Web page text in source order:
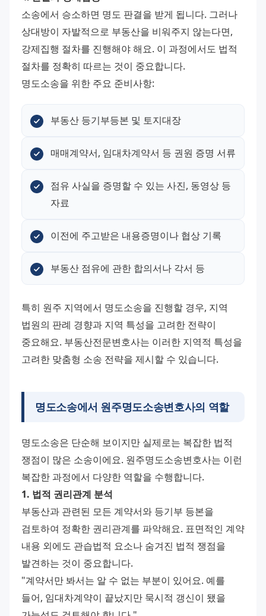
소송에서 승소하면 명도 판결을 받게 됩니다. 그러나
상대방이 자발적으로 부동산을 비워주지 않는다면,
강제집행 절차를 진행해야 해요. 이 과정에서도 법적
절차를 정확히 따르는 것이 중요합니다.
명도소송을 위한 주요 준비사항:
부동산 등기부등본 및 토지대장
매매계약서, 임대차계약서 등 권원 증명 서류
점유 사실을 증명할 수 있는 사진, 동영상 등
자료
이전에 주고받은 내용증명이나 협상 기록
부동산 점유에 관한 합의서나 각서 등
특히 원주 지역에서 명도소송을 진행할 경우, 지역
법원의 판례 경향과 지역 특성을 고려한 전략이
중요해요. 부동산전문변호사는 이러한 지역적 특성을
고려한 맞춤형 소송 전략을 제시할 수 있습니다.
명도소송에서 원주명도소송변호사의 역할
명도소송은 단순해 보이지만 실제로는 복잡한 법적
쟁점이 많은 소송이에요. 원주명도소송변호사는 이런
복잡한 과정에서 다양한 역할을 수행합니다.
1. 법적 권리관계 분석
부동산과 관련된 모든 계약서와 등기부 등본을
검토하여 정확한 권리관계를 파악해요. 표면적인 계약
내용 외에도 관습법적 요소나 숨겨진 법적 쟁점을
발견하는 것이 중요합니다.
"계약서만 봐서는 알 수 없는 부분이 있어요. 예를
들어, 임대차계약이 끝났지만 묵시적 갱신이 됐을